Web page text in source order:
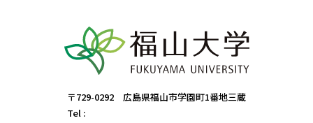
〒729-0292 広島県福山市学園町1番地三蔵
Tel :